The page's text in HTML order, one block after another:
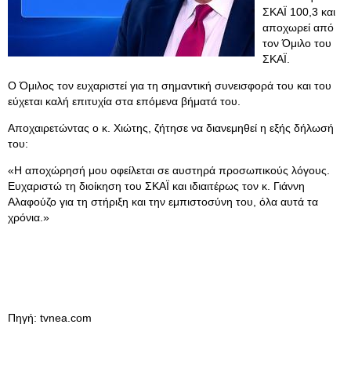
ΣΚΑΪ 100,3 και
αποχωρεί από
τον Όμιλο του
ΣΚΑΪ.
O Όμιλος τον ευχαριστεί για τη σημαντική συνεισφορά του και του
εύχεται καλή επιτυχία στα επόμενα βήματά του.
Αποχαιρετώντας ο κ. Χιώτης, ζήτησε να διανεμηθεί η εξής δήλωσή
του:
«Η αποχώρησή μου οφείλεται σε αυστηρά προσωπικούς λόγους.
Ευχαριστώ τη διοίκηση του ΣΚΑΪ και ιδιαιτέρως τον κ. Γιάννη
Αλαφούζο για τη στήριξη και την εμπιστοσύνη του, όλα αυτά τα
χρόνια.»
Πηγή: tvnea.com